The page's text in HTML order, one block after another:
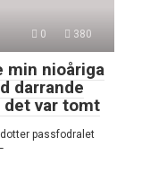
0 380
min nioåriga
darrande
var tomt
passfodralet